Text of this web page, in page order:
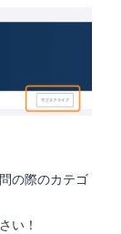
の際のカテゴ
い！